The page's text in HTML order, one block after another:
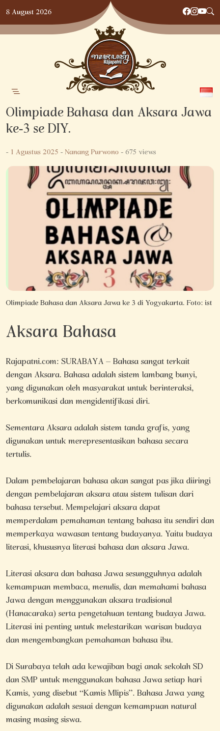
Skip
to
content
8 August 2026
Olimpiade Bahasa dan Aksara Jawa
ke-3 se DIY.
-1 Agustus 2025-Nanang Purwono- 675 views
Olimpiade Bahasa dan Aksara Jawa ke 3 di Yogyakarta. Foto: ist
Aksara Bahasa
Rajapatni.com: SURABAYA – Bahasa sangat terkait
dengan Aksara. Bahasa adalah sistem lambang bunyi,
yang digunakan oleh masyarakat untuk berinteraksi,
berkomunikasi dan mengidentifikasi diri.
Sementara Aksara adalah sistem tanda grafis, yang
digunakan untuk merepresentasikan bahasa secara
tertulis.
Dalam pembelajaran bahasa akan sangat pas jika diiringi
dengan pembelajaran aksara atau sistem tulisan dari
bahasa tersebut. Mempelajari aksara dapat
memperdalam pemahaman tentang bahasa itu sendiri dan
memperkaya wawasan tentang budayanya. Yaitu budaya
literasi, khususnya literasi bahasa dan aksara Jawa.
Literasi aksara dan bahasa Jawa sesungguhnya adalah
kemampuan membaca, menulis, dan memahami bahasa
Jawa dengan menggunakan aksara tradisional
(Hanacaraka) serta pengetahuan tentang budaya Jawa.
Literasi ini penting untuk melestarikan warisan budaya
dan mengembangkan pemahaman bahasa ibu.
Di Surabaya telah ada kewajiban bagi anak sekolah SD
dan SMP untuk menggunakan bahasa Jawa setiap hari
Kamis, yang disebut “Kamis Mlipis”. Bahasa Jawa yang
digunakan adalah sesuai dengan kemampuan natural
masing masing siswa.